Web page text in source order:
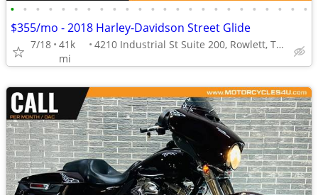
• • • • • • • • • • • • • • • • • • • • • • • •
$355/mo - 2018 Harley-Davidson Street Glide
7/18 41k
mi
4210 Industrial St Suite 200, Rowlett, TX 75088